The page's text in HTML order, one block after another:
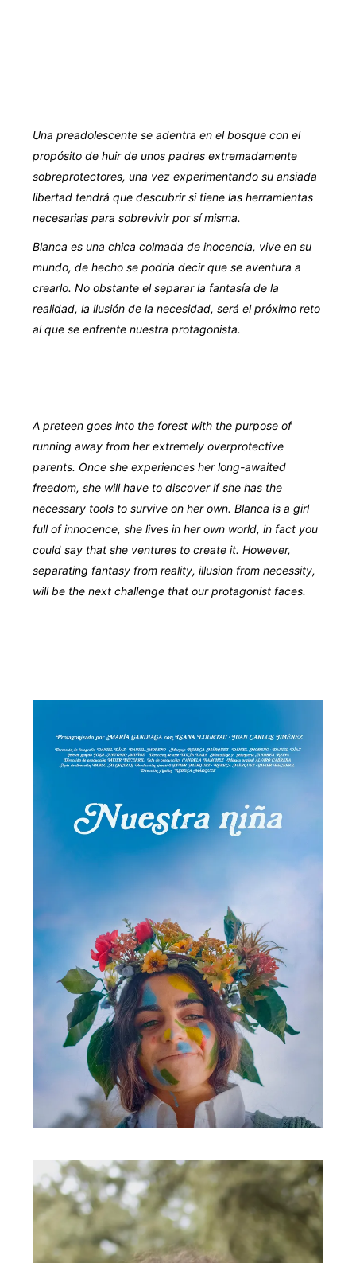
Una preadolescente se adentra en el bosque con el
propósito de huir de unos padres extremadamente
sobreprotectores, una vez experimentando su ansiada
libertad tendrá que descubrir si tiene las herramientas
necesarias para sobrevivir por sí misma.
Blanca es una chica colmada de inocencia, vive en su
mundo, de hecho se podría decir que se aventura a
crearlo. No obstante el separar la fantasía de la
realidad, la ilusión de la necesidad, será el próximo reto
al que se enfrente nuestra protagonista.
A preteen goes into the forest with the purpose of
running away from her extremely overprotective
parents. Once she experiences her long-awaited
freedom, she will have to discover if she has the
necessary tools to survive on her own. Blanca is a girl
full of innocence, she lives in her own world, in fact you
could say that she ventures to create it. However,
separating fantasy from reality, illusion from necessity,
will be the next challenge that our protagonist faces.